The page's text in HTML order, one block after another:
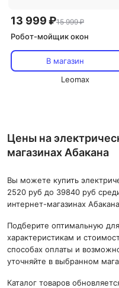
13 999 ₽15 999 ₽
Робот-мойщик oкон
В магазин
Leomax
Цены на
магазинах Абакана
Вы можете купить
2520 руб до 39840 руб
интернет-магазинах
Подберите оптимальную
характеристикам и
способах оплаты и
уточняйте в выбранном
Каталог товаров